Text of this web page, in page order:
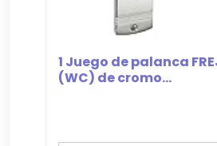
1 Juego de palanca
(WC) de cromo...